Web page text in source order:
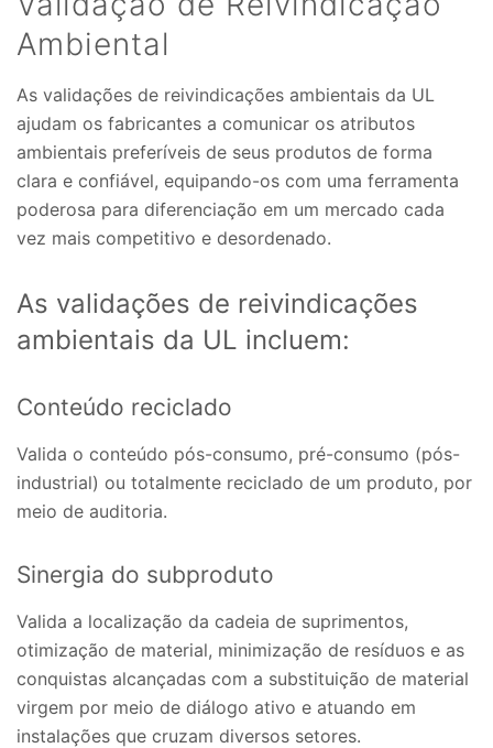
Ambiental
As validações de reivindicações ambientais da UL
ajudam os fabricantes a comunicar os atributos
ambientais preferíveis de seus produtos de forma
clara e confiável, equipando-os com uma ferramenta
poderosa para diferenciação em um mercado cada
vez mais competitivo e desordenado.
As validações de reivindicações
ambientais da UL incluem:
Conteúdo reciclado
Valida o conteúdo pós-consumo, pré-consumo (pós-
industrial) ou totalmente reciclado de um produto, por
meio de auditoria.
Sinergia do subproduto
Valida a localização da cadeia de suprimentos,
otimização de material, minimização de resíduos e as
conquistas alcançadas com a substituição de material
virgem por meio de diálogo ativo e atuando em
instalações que cruzam diversos setores.